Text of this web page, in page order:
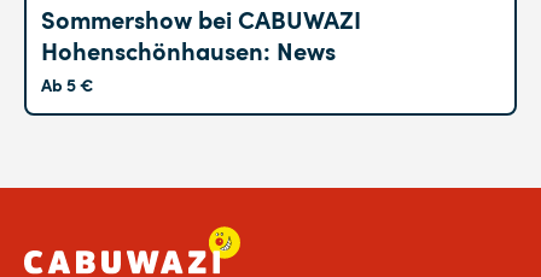
Sommershow bei CABUWAZI
Hohenschönhausen: News
Ab 5 €